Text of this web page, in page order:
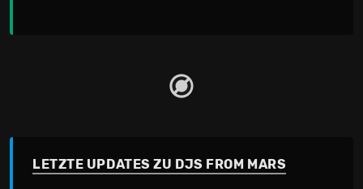
LETZTE UPDATES ZU DJS FROM MARS